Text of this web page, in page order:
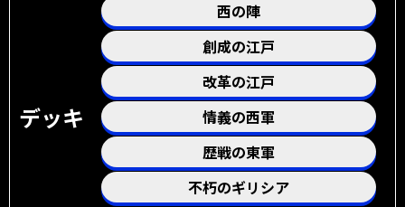
デッキ
西の陣
創成の江戸
改革の江戸
情義の西軍
歴戦の東軍
不朽のギリシア